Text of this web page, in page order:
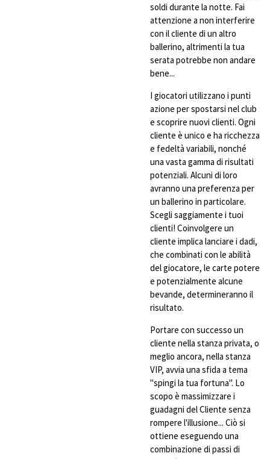
soldi durante la notte. Fai
attenzione a non interferire
con il cliente di un altro
ballerino, altrimenti la tua
serata potrebbe non andare
bene...
I giocatori utilizzano i punti
azione per spostarsi nel club
e scoprire nuovi clienti. Ogni
cliente è unico e ha ricchezza
e fedeltà variabili, nonché
una vasta gamma di risultati
potenziali. Alcuni di loro
avranno una preferenza per
un ballerino in particolare.
Scegli saggiamente i tuoi
clienti! Coinvolgere un
cliente implica lanciare i dadi,
che combinati con le abilità
del giocatore, le carte potere
e potenzialmente alcune
bevande, determineranno il
risultato.
Portare con successo un
cliente nella stanza privata, o
meglio ancora, nella stanza
VIP, avvia una sfida a tema
"spingi la tua fortuna". Lo
scopo è massimizzare i
guadagni del Cliente senza
rompere l'illusione... Ciò si
ottiene eseguendo una
combinazione di passi di